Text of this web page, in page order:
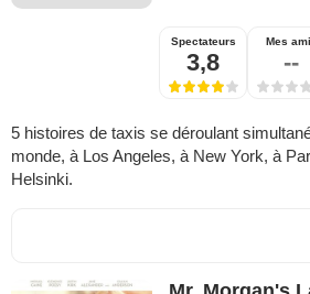
Spectateurs
3,8
Mes
--
5 histoires de taxis se déroulant
monde, à Los Angeles, à New York, à
Helsinki.